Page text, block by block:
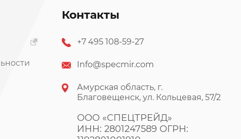
Контакты
+7 495 108-59-27
Info@specmir.com
Амурская область, г.
Благовещенск, ул. Кольцевая, 57/2
ООО «СПЕЦТРЕЙД»
ИНН: 2801247589 ОГРН: